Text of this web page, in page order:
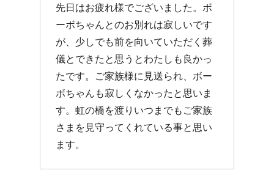
先日はお疲れ様でございました。ボ
ーボちゃんとのお別れは寂しいです
が、少しでも前を向いていただく葬
儀とできたと思うとわたしも良かっ
たです。ご家族様に見送られ、ボー
ボちゃんも寂しくなかったと思いま
す。虹の橋を渡りいつまでもご家族
さまを見守ってくれている事と思い
ます。